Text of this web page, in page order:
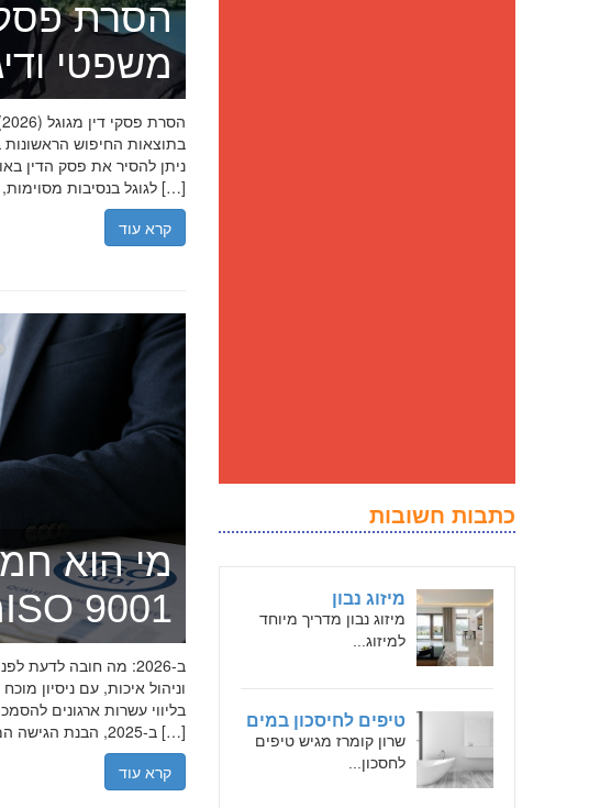
כתבות חשובות
מיזוג נבון
מיזוג נבון מדריך מיוחד
למיזוג...
טיפים לחיסכון במים
שרון קומרז מגיש טיפים
לחסכון...
הסרת
משפטי
בתוצאות החיפוש הראשונות
ניתן להסיר את פסק הדין
לגוגל בנסיבות מסוימות, ולדחוק את התוצאה השלילית לדפים מאוחרים יותר […]
קרא עוד
מי הוא
מומחה ה־ISO 9001
בליווי עשרות ארגונים
ב-2025, הבנת הגישה המקצועית של חמדאן ג'לולי, עקרונות עבודתו והדרך שעבר יכולה […]
קרא עוד